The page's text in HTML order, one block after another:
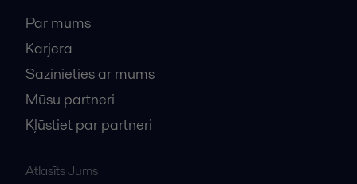
Par mums
Karjera
Sazinieties ar mums
Mūsu partneri
Kļūstiet par partneri
Atlasīts Jums